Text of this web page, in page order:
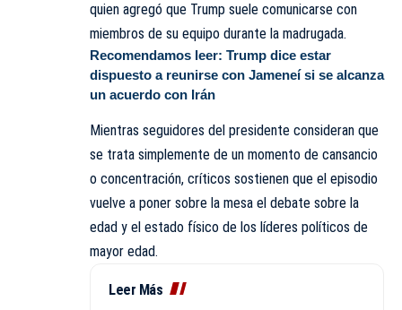
quien agregó que Trump suele comunicarse con
miembros de su equipo durante la madrugada.
Recomendamos leer: Trump dice estar
dispuesto a reunirse con Jameneí si se alcanza
un acuerdo con Irán
Mientras seguidores del presidente consideran que
se trata simplemente de un momento de cansancio
o concentración, críticos sostienen que el episodio
vuelve a poner sobre la mesa el debate sobre la
edad y el estado físico de los líderes políticos de
mayor edad.
Leer Más